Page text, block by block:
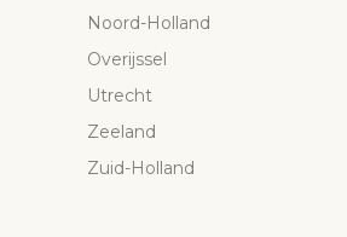
Noord-Holland
Overijssel
Utrecht
Zeeland
Zuid-Holland